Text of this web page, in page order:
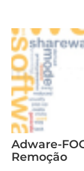
Adware-
Remoção